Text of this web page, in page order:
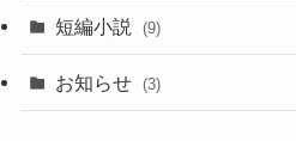
短編小説 (9)
お知らせ (3)